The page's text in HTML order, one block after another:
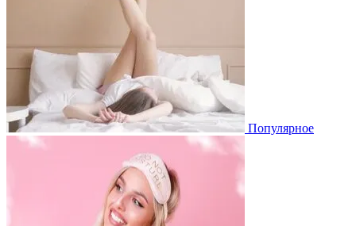
Популярное